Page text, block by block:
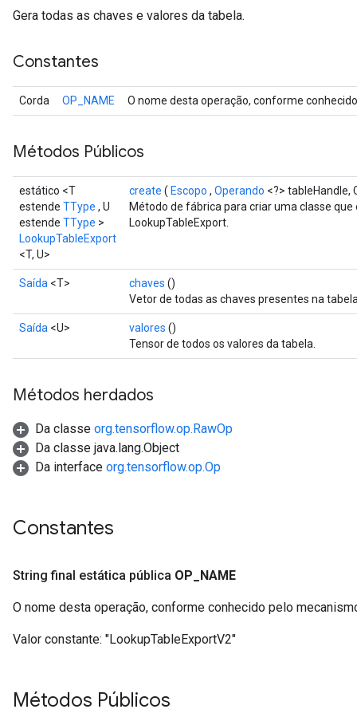
Gera todas as chaves e valores da tabela.
Constantes
Corda OP_NAME O nome desta operação, conforme
Métodos Públicos
estático <T
estende TType , U
estende TType >
LookupTableExport
<T, U>
create ( Escopo , Operando <?> tableHandle,
Método de fábrica para criar uma classe
LookupTableExport.
Saída <T> chaves ()
Vetor de todas as chaves presentes na
Saída <U> valores ()
Tensor de todos os valores da tabela.
Métodos herdados
Da classe org.tensorflow.op.RawOp
Da classe java.lang.Object
Da interface org.tensorflow.op.Op
Constantes
String final estática pública OP NAME
O nome desta operação, conforme conhecido pelo
Valor constante: "LookupTableExportV2"
Métodos Públicos